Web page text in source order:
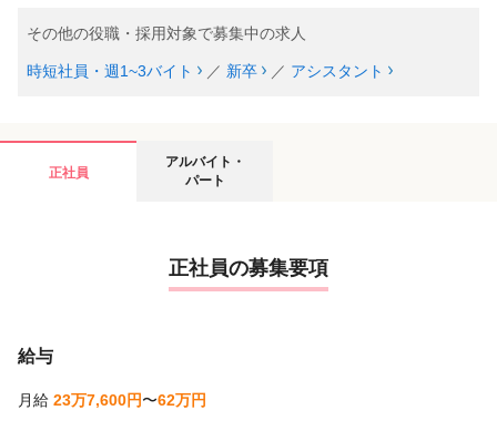
あなたが培ってきた経験とスキルを無駄にせず、最大限に活かせ
免許をもっていない方やこれから取得予定の方はアシスタント求
人をご覧ください★
その他の役職・採用対象で募集中の求人
時短社員・週1~3バイト ／ 新卒 ／ アシスタント
正社員
アルバイト・
パート
正社員の募集要項
給与
月給 23万7,600円〜62万円